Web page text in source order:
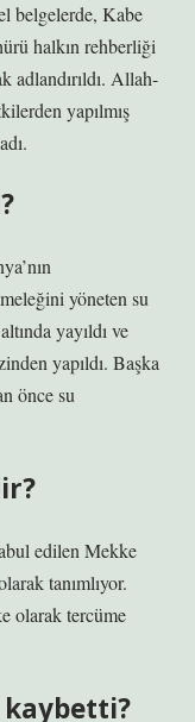
belgelerde, Kabe
halkın rehberliği
adlandırıldı. Allah-
yapılmış
yöneten su
yayıldı ve
yapıldı. Başka
önce su
edilen Mekke
tanımlıyor.
olarak tercüme
kaybetti?